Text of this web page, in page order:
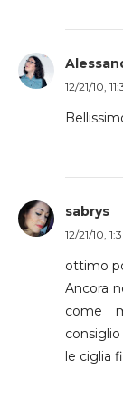
12/21/10,
sabrys
12/21/10,
ottimo
Ancora
come
le ciglia